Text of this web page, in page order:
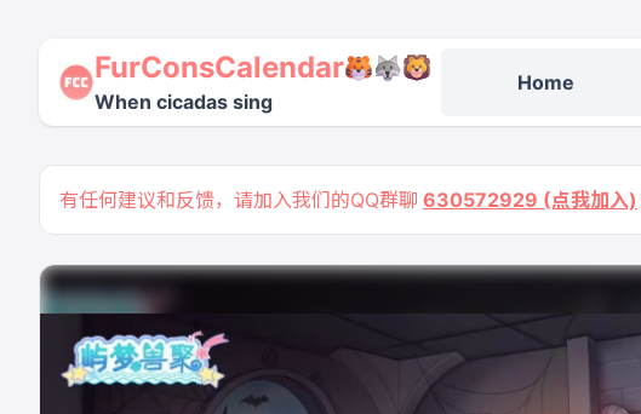
FurConsCalendar
When cicadas sing
Home
有任何建议和反馈，请加入我们的QQ群聊 630572929 (点我加入)